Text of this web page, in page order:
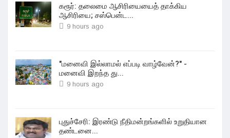
கரூர்: தலைமை ஆசிரியையைத் தாக்கிய
ஆசிரியை; சஸ்பென்ட...
9 hours ago
"மனைவி இல்லாமல் எப்படி வாழ்வேன்?" -
மனைவி இறந்த து...
9 hours ago
புதுச்சேரி: இரண்டு நீதிமன்றங்களில் உறுதியான
தண்டனை...